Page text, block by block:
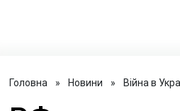
Головна » Новини » Війна в